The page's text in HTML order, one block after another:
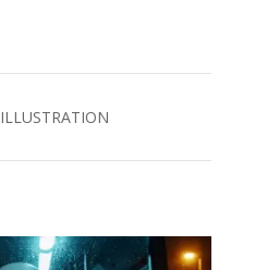
ILLUSTRATION